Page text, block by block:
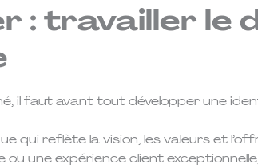
: travailler le
il faut avant tout développer une
qui reflète la vision, les valeurs et
une expérience client